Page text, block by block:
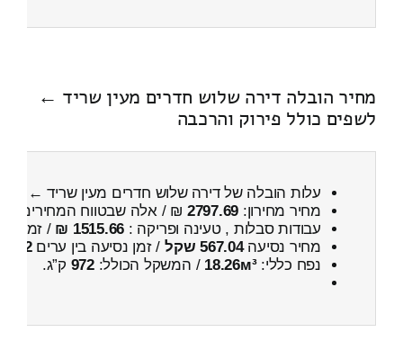
מחיר הובלה דירה שלוש חדרים מעין שריד ←
לשפים כולל פירוק והרכבה
עלות הובלה של דירה שלוש חדרים מעין שריד ←
מחיר מחירון: 2797.69 ₪ / אלה שבטווח המחירים
עבודות סבלות , טעינה ופריקה : 1515.66 ₪ / זמן :
מחיר נסיעה567.04 שקל / זמן נסיעה בין ערים52 דקות
נפח כללי:18.26м³ / המשקל הכולל:972 ק”ג.